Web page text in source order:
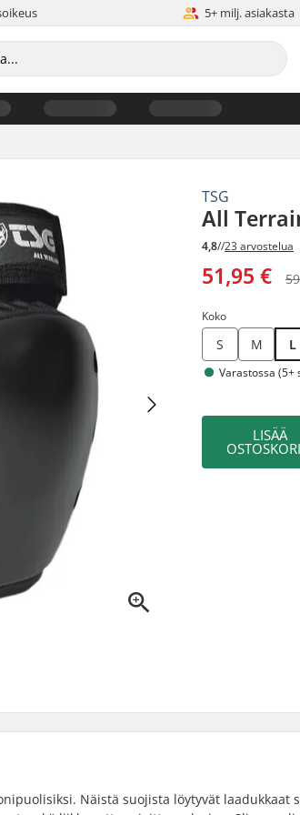
5+ milj. asiakasta
TSG
All
4,8//23 arvostelua
51,95 €
Koko
S M L
Varastossa (5+
LISÄÄ
Näistä suojista löytyvät laadukkaat